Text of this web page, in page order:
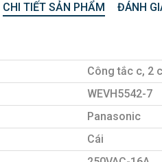
CHI TIẾT SẢN PHẨM ĐÁNH
Công tắc c, 2
WEVH5542-7
Panasonic
Cái